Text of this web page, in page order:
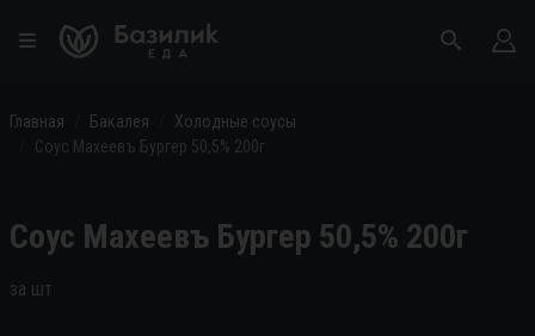
Главная Бакалея
Холодные соусы
Соус Махеевъ Бургер 50,5% 200г
Соус Махеевъ Бургер 50,5% 200г
за шт